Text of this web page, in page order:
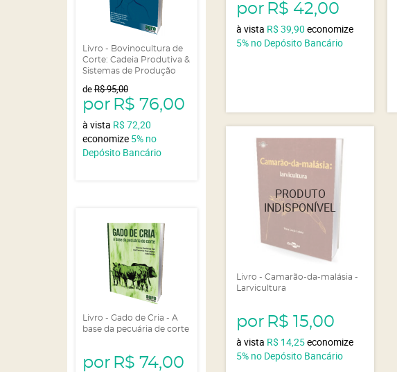
Livro - Bovinocultura de
Corte: Cadeia Produtiva &
Sistemas de Produção
deR$ 95,00
por R$ 76,00
à vista R$ 72,20
economize 5% no
Depósito Bancário
Livro - Gado de Cria - A
base da pecuária de corte
por R$ 74,00
por R$ 42,00
à vista R$ 39,90 economize
5% no Depósito Bancário
Livro - Camarão-da-malásia -
Larvicultura
por R$ 15,00
à vista R$ 14,25economize
5% no Depósito Bancário